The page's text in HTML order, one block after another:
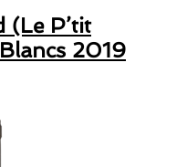
(Le P’tit
2019